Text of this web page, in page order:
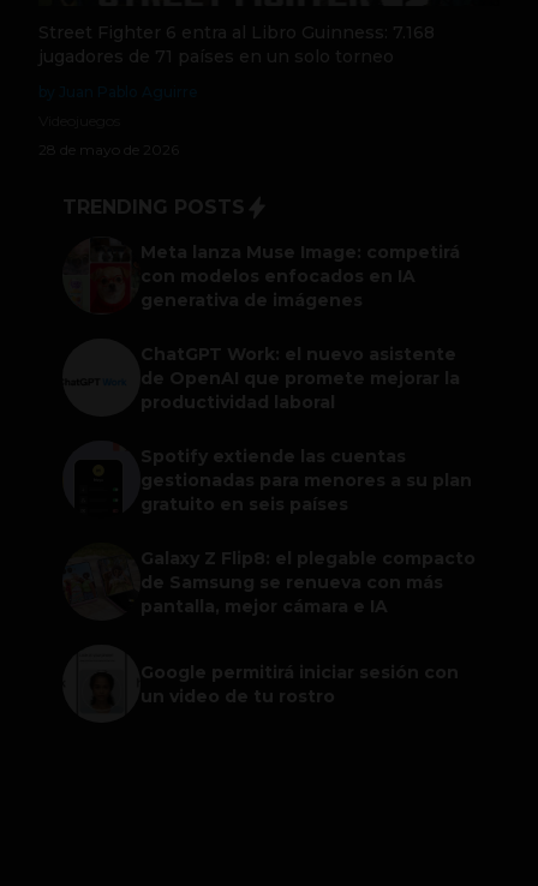
Street Fighter 6 entra al Libro Guinness: 7.168
jugadores de 71 países en un solo torneo
28 de mayo de 2026
TRENDING POSTS
Meta lanza Muse Image: competirá
con modelos enfocados en IA
generativa de imágenes
ChatGPT Work: el nuevo asistente
de OpenAI que promete mejorar la
productividad laboral
Spotify extiende las cuentas
gestionadas para menores a su plan
gratuito en seis países
Galaxy Z Flip8: el plegable compacto
de Samsung se renueva con más
pantalla, mejor cámara e IA
Google permitirá iniciar sesión con
un video de tu rostro